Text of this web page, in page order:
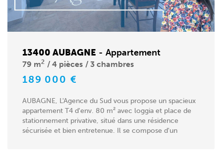
13400 AUBAGNE - Appartement
79 m2 4 pièces 3 chambres
189 000 €
AUBAGNE, L'Agence du Sud vous propose un spacieux
appartement T4 d'env. 80 m² avec loggia et place de
stationnement privative, situé dans une résidence
sécurisée et bien entretenue. Il se compose d'un